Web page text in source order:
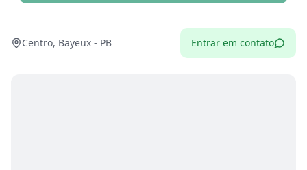
Centro, Bayeux - PB Entrar em contato